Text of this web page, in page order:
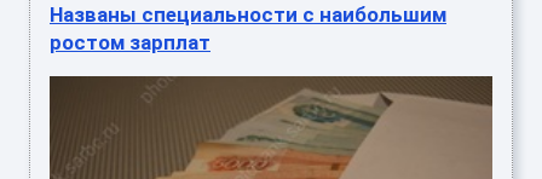
Названы специальности с наибольшим
ростом зарплат